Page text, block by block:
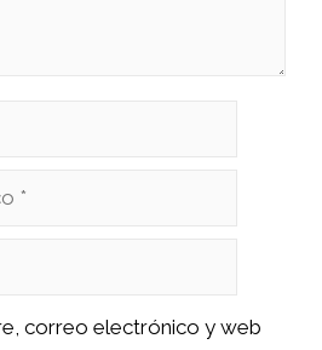
correo electrónico y web